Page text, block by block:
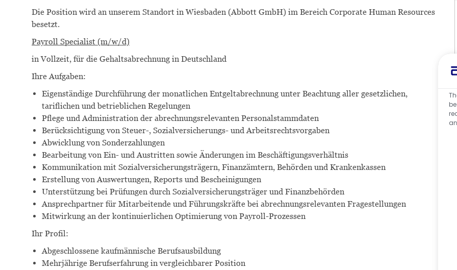
Die Position wird an unserem Standort in Wiesbaden (Abbott GmbH) im Bereich Corporate Human Resources
besetzt.
Payroll Specialist (m/w/d)
in Vollzeit, für die Gehaltsabrechnung in Deutschland
Ihre Aufgaben:
Eigenständige Durchführung der monatlichen Entgeltabrechnung unter Beachtung aller gesetzlichen,
tariflichen und betrieblichen Regelungen
Pflege und Administration der abrechnungsrelevanten Personalstammdaten
Berücksichtigung von Steuer-, Sozialversicherungs- und Arbeitsrechtsvorgaben
Abwicklung von Sonderzahlungen
Bearbeitung von Ein- und Austritten sowie Änderungen im Beschäftigungsverhältnis
Kommunikation mit Sozialversicherungsträgern, Finanzämtern, Behörden und Krankenkassen
Erstellung von Auswertungen, Reports und Bescheinigungen
Unterstützung bei Prüfungen durch Sozialversicherungsträger und Finanzbehörden
Ansprechpartner für Mitarbeitende und Führungskräfte bei abrechnungsrelevanten Fragestellungen
Mitwirkung an der kontinuierlichen Optimierung von Payroll-Prozessen
Ihr Profil:
Abgeschlossene kaufmännische Berufsausbildung
Mehrjährige Berufserfahrung in vergleichbarer Position